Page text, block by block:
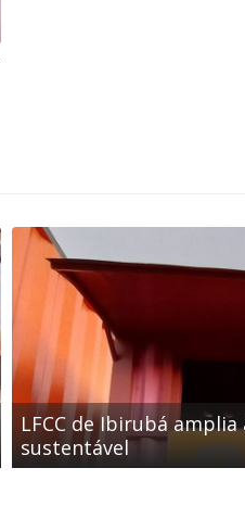
LFCC de Ibirubá
sustentável